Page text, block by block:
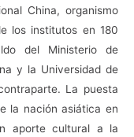
China, organismo
los institutos en 180
del Ministerio de
y la Universidad de
La puesta
la nación asiática en
aporte cultural a la